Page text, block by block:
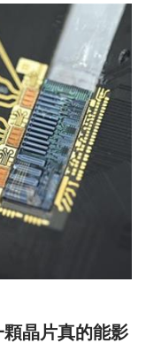
晶片真的能影